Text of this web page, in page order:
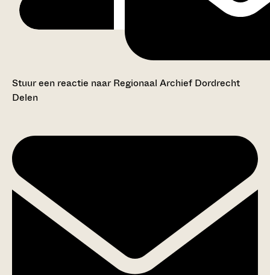
Stuur een reactie naar Regionaal Archief Dordrecht
Delen